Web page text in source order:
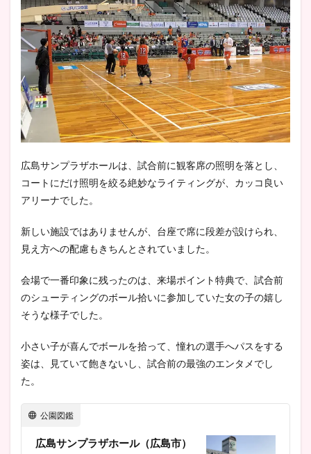
広島サンプラザホールは、試合前に観客席の照明を落とし、
コートにだけ照明を絞る絶妙なライティングが、カッコ良い
アリーナでした。
新しい施設ではありませんが、台座で席に段差が設けられ、
見え方への配慮もきちんとされていました。
会場で一番印象に残ったのは、来場ポイント特典で、試合前
のシューティングのボール拾いに参加していた女の子の嬉し
そうな様子でした。
小さい子が喜んでボールを拾って、憧れの選手へパスをする
姿は、見ていて飽きないし、試合前の最強のエンタメでし
た。
公園図鑑
広島サンプラザホール（広島市）